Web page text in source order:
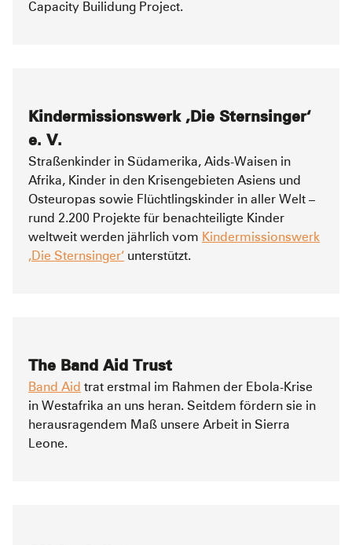
Capacity Builidung Project.
Kindermissionswerk ,Die Sternsinger‘
e. V.
Straßenkinder in Südamerika, Aids-Waisen in
Afrika, Kinder in den Krisengebieten Asiens und
Osteuropas sowie Flüchtlingskinder in aller Welt –
rund 2.200 Projekte für benachteiligte Kinder
weltweit werden jährlich vom Kindermissionswerk
‚Die Sternsinger‘ unterstützt.
The Band Aid Trust
Band Aid trat erstmal im Rahmen der Ebola-Krise
in Westafrika an uns heran. Seitdem fördern sie in
herausragendem Maß unsere Arbeit in Sierra
Leone.